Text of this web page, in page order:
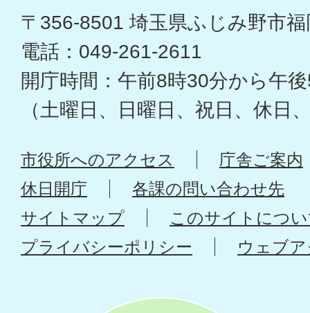
〒356-8501 埼玉県ふじみ野市
電話：049-261-2611
開庁時間：午前8時30分から午
（土曜日、日曜日、祝日、休日
市役所へのアクセス
庁舎ご案内
休日開庁
各課の問い合わせ先
サイトマップ
このサイトにつ
プライバシーポリシー
ウェブ